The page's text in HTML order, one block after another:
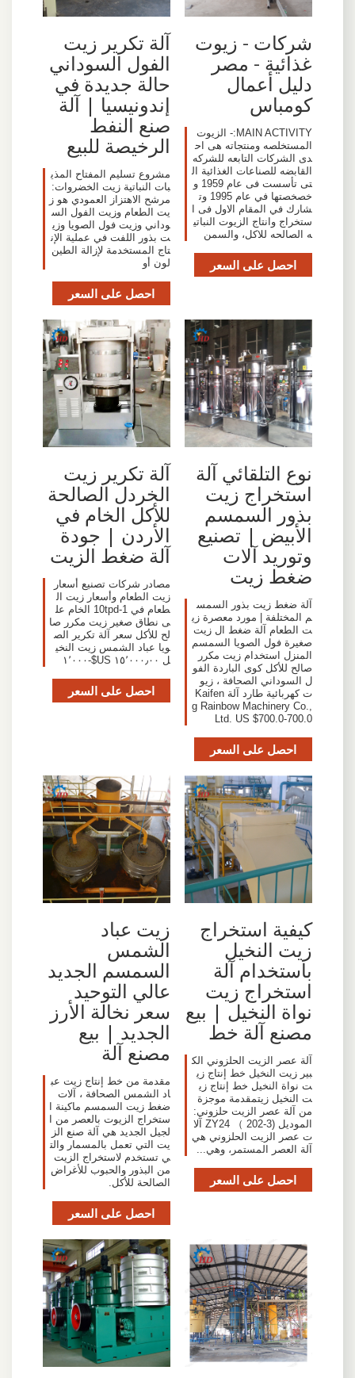
شركات - زيوت
غذائية - مصر
دليل أعمال
كومباس
MAIN ACTIVITY:- الزيوت
المستخلصه ومنتجاته هى اح
دى الشركات التابعه للشركه
القابضه للصناعات الغذائية ال
تى تأسست فى عام 1959 و
خصخصتها في عام 1995 وت
شارك في المقام الاول فى ا
ستخراج وانتاج الزيوت النباتي
ه الصالحه للاكل، والسمن
احصل على السعر
آلة تكرير زيت
الفول السوداني
حالة جديدة في
إندونيسيا | آلة
صنع النفط
الرخيصة للبيع
مشروع تسليم المفتاح المذي
بات النباتية زيت الخضروات:
مرشح الاهتزاز العمودي هو ز
يت الطعام وزيت الفول الس
وداني وزيت فول الصويا وزي
ت بذور اللفت في عملية الإن
تاج المستخدمة لإزالة الطين
لون أو
احصل على السعر
نوع التلقائي آلة
استخراج زيت
بذور السمسم
الأبيض | تصنيع
وتوريد آلات
ضغط زيت
آلة ضغط زيت بذور السمس
م المختلفة | مورد معصرة زي
ت الطعام آلة ضغط ال زيت
صغيرة فول الصويا السمسم
المنزل استخدام زيت مكرر
صالح للأكل كوى الباردة الفو
ل السوداني الصحافة ، زيو
ت كهربائية طارد آلة Kaifen
g Rainbow Machinery Co.,
Ltd. US $700.0-700.0
احصل على السعر
آلة تكرير زيت
الخردل الصالحة
للأكل الخام في
الأردن | جودة
آلة ضغط الزيت
مصادر شركات تصنيع أسعار
زيت الطعام وأسعار زيت ال
طعام في 1-10tpd الخام عل
ى نطاق صغير زيت مكرر صا
لح للأكل سعر آلة تكرير الص
ويا عباد الشمس زيت النخي
ل ١٥٬٠٠٠٫٠٠ US$-١٬٠٠٠
احصل على السعر
كيفية استخراج
زيت النخيل
باستخدام آلة
استخراج زيت
نواة النخيل | بيع
مصنع آلة خط
آلة عصر الزيت الحلزوني الك
بير زيت النخيل خط إنتاج زي
ت نواة النخيل خط إنتاج زي
ت النخيل زيتمقدمة موجزة
من آلة عصر الزيت حلزوني:
الموديل (ZY24 （ 202-3 آلا
ت عصر الزيت الحلزوني هي
آلة العصر المستمر، وهي...
احصل على السعر
زيت عباد
الشمس
السمسم الجديد
عالي التوحيد
سعر نخالة الأرز
الجديد | بيع
مصنع آلة
مقدمة من خط إنتاج زيت عب
اد الشمس الصحافة ، آلات
ضغط زيت السمسم ماكينة ا
ستخراج الزيوت بالعصر من ا
لجيل الجديد هي آلة صنع الز
يت التي تعمل بالمسمار والت
ي تستخدم لاستخراج الزيت
من البذور والحبوب للأغراض
الصالحة للأكل.
احصل على السعر